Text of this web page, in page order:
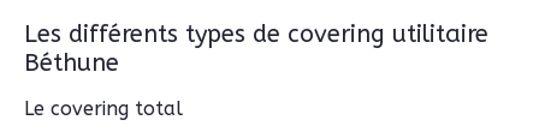
Les différents types de covering utilitaire
Béthune
Le covering total